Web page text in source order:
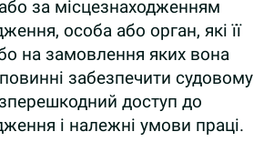
або за місцезнаходженням
особа або орган, які її
на замовлення яких вона
забезпечити судовому
доступ до
і належні умови праці.